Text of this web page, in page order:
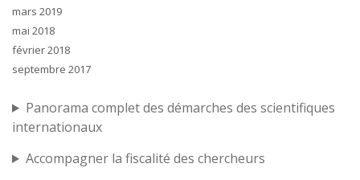
mars 2019
mai 2018
février 2018
septembre 2017
Panorama complet des démarches des scientifiques
internationaux
Accompagner la fiscalité des chercheurs